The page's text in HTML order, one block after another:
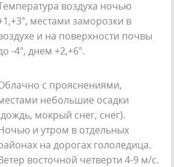
воздуха ночью
местами заморозки в
и на поверхности почвы
-4°, днем +2,+6°.
с прояснениями,
небольшие осадки
мокрый снег, снег).
и утром в отдельных
на дорогах гололедица.
восточной четверти 4-9 м/с.